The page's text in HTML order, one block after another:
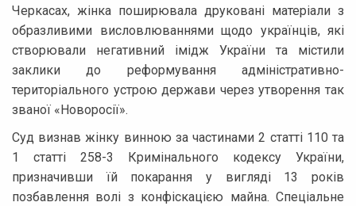
Черкасах, жінка поширювала друковані матеріали з
образливими висловлюваннями щодо українців, які
створювали негативний імідж України та містили
заклики до реформування адміністративно-
територіального устрою держави через утворення так
званої «Новоросії».
Суд визнав жінку винною за частинами 2 статті 110 та
1 статті 258-3 Кримінального кодексу України,
призначивши їй покарання у вигляді 13 років
позбавлення волі з конфіскацією майна. Спеціальне